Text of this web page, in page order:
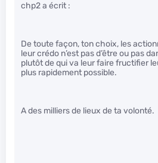
chp2 a écrit :
De toute façon, ton choix, les
leur crédo n’est pas d’être ou pas
plutôt de qui va leur faire fructifier
plus rapidement possible.
A des milliers de lieux de ta volonté.